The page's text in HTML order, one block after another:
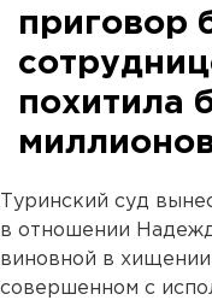
приговор
похитила
Туринский суд
в отношении
виновной в
совершенном с